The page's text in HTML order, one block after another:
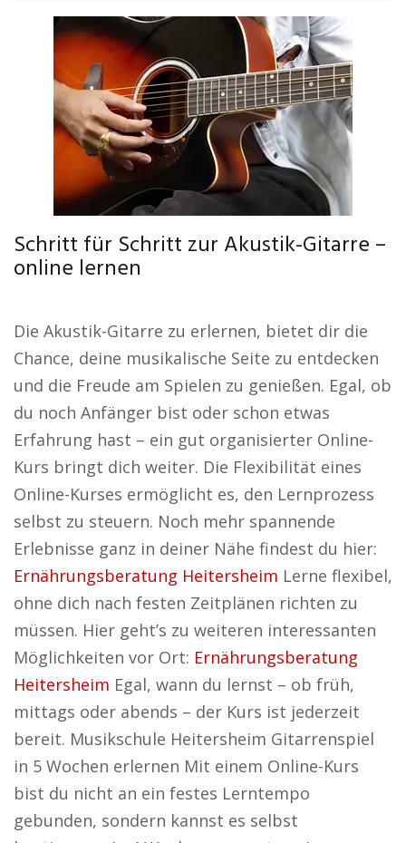
Schritt für Schritt zur Akustik-Gitarre –
online lernen
Die Akustik-Gitarre zu erlernen, bietet dir die
Chance, deine musikalische Seite zu entdecken
und die Freude am Spielen zu genießen. Egal, ob
du noch Anfänger bist oder schon etwas
Erfahrung hast – ein gut organisierter Online-
Kurs bringt dich weiter. Die Flexibilität eines
Online-Kurses ermöglicht es, den Lernprozess
selbst zu steuern. Noch mehr spannende
Erlebnisse ganz in deiner Nähe findest du hier:
Ernährungsberatung Heitersheim Lerne flexibel,
ohne dich nach festen Zeitplänen richten zu
müssen. Hier geht’s zu weiteren interessanten
Möglichkeiten vor Ort: Ernährungsberatung
Heitersheim Egal, wann du lernst – ob früh,
mittags oder abends – der Kurs ist jederzeit
bereit. Musikschule Heitersheim Gitarrenspiel
in 5 Wochen erlernen Mit einem Online-Kurs
bist du nicht an ein festes Lerntempo
gebunden, sondern kannst es selbst